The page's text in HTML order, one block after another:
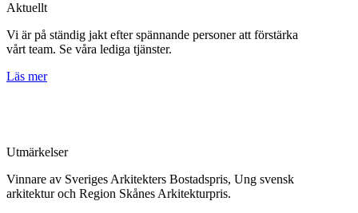
Aktuellt
Vi är på ständig jakt efter spännande personer att förstärka
vårt team. Se våra lediga tjänster.
Läs mer
Utmärkelser
Vinnare av Sveriges Arkitekters Bostadspris, Ung svensk
arkitektur och Region Skånes Arkitekturpris.